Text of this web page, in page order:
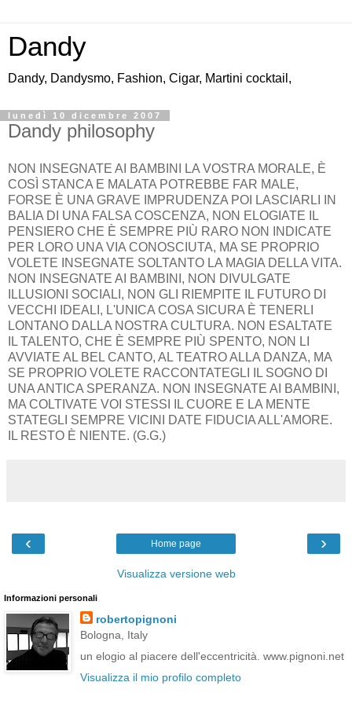
Dandy
Dandy, Dandysmo, Fashion, Cigar, Martini cocktail,
lunedì 10 dicembre 2007
Dandy philosophy
NON INSEGNATE AI BAMBINI LA VOSTRA MORALE, È
COSÌ STANCA E MALATA POTREBBE FAR MALE,
FORSE È UNA GRAVE IMPRUDENZA POI LASCIARLI IN
BALIA DI UNA FALSA COSCENZA, NON ELOGIATE IL
PENSIERO CHE È SEMPRE PIÙ RARO NON INDICATE
PER LORO UNA VIA CONOSCIUTA, MA SE PROPRIO
VOLETE INSEGNATE SOLTANTO LA MAGIA DELLA VITA.
NON INSEGNATE AI BAMBINI, NON DIVULGATE
ILLUSIONI SOCIALI, NON GLI RIEMPITE IL FUTURO DI
VECCHI IDEALI, L'UNICA COSA SICURA È TENERLI
LONTANO DALLA NOSTRA CULTURA. NON ESALTATE
IL TALENTO, CHE È SEMPRE PIÙ SPENTO, NON LI
AVVIATE AL BEL CANTO, AL TEATRO ALLA DANZA, MA
SE PROPRIO VOLETE RACCONTATEGLI IL SOGNO DI
UNA ANTICA SPERANZA. NON INSEGNATE AI BAMBINI,
MA COLTIVATE VOI STESSI IL CUORE E LA MENTE
STATEGLI SEMPRE VICINI DATE FIDUCIA ALL'AMORE.
IL RESTO È NIENTE. (G.G.)
‹ ›
Home page
Visualizza versione web
Informazioni personali
robertopignoni
Bologna, Italy
un elogio al piacere dell'eccentricità. www.pignoni.net
Visualizza il mio profilo completo